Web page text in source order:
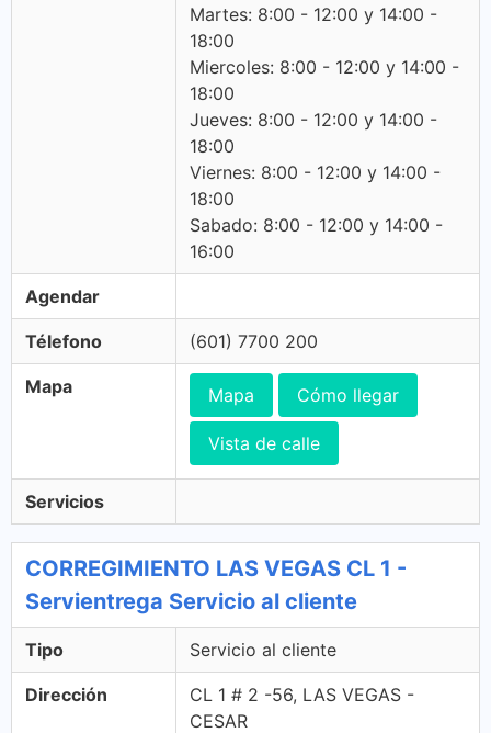
Martes: 8:00 - 12:00 y 14:00 -
18:00
Miercoles: 8:00 - 12:00 y 14:00 -
18:00
Jueves: 8:00 - 12:00 y 14:00 -
18:00
Viernes: 8:00 - 12:00 y 14:00 -
18:00
Sabado: 8:00 - 12:00 y 14:00 -
16:00
Agendar
Télefono (601) 7700 200
Mapa Mapa Cómo llegar
Vista de calle
Servicios
CORREGIMIENTO LAS VEGAS CL 1 -
Servientrega Servicio al cliente
Tipo Servicio al cliente
Dirección
CL 1 # 2 -56, LAS VEGAS -
CESAR